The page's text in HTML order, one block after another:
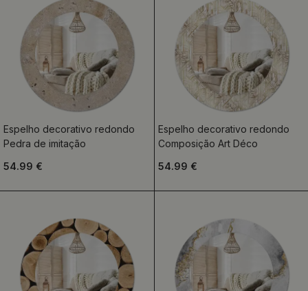
Espelho decorativo redondo
Pedra de imitação
54.99 €
Espelho decorativo redondo
Composição Art Déco
54.99 €